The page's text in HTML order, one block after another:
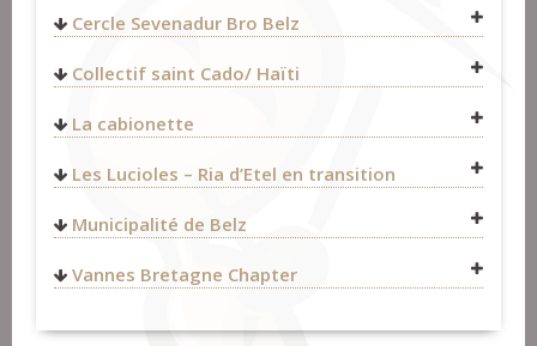
Cercle Sevenadur Bro Belz
Fest-Noz et Fest-Deiz> Organisateurs
Bagad & cercles celtiques
Collectif saint Cado/ Haïti
Fest-Noz et Fest-Deiz> Organisateurs
La cabionette
contact@lacabionnette.fr
Fest-Noz et Fest-Deiz> Organisateurs
Les Lucioles – Ria d’Etel en transition
Fest-Noz et Fest-Deiz
Municipalité de Belz
Fest-Noz et Fest-Deiz> Organisateurs
Vannes Bretagne Chapter